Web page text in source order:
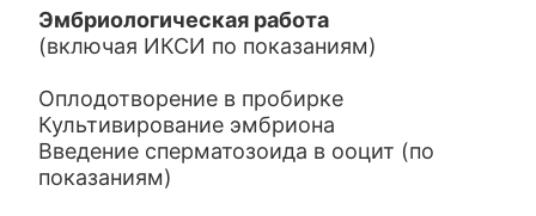
Эмбриологическая работа
(включая ИКСИ по показаниям)
Оплодотворение в пробирке
Культивирование эмбриона
Введение сперматозоида в ооцит (по
показаниям)